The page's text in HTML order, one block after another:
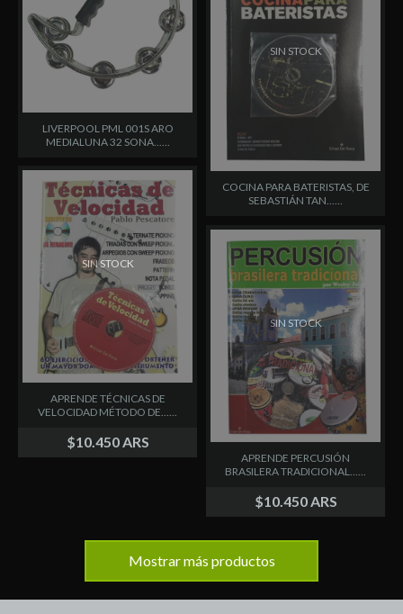
LIVERPOOL PML 001S ARO
MEDIALUNA 32 SONA......
SIN STOCK
COCINA PARA BATERISTAS, DE
SEBASTIÁN TAN......
SIN STOCK
APRENDE TÉCNICAS DE
VELOCIDAD MÉTODO DE......
$10.450 ARS
SIN STOCK
APRENDE PERCUSIÓN
BRASILERA TRADICIONAL......
$10.450 ARS
Mostrar más productos